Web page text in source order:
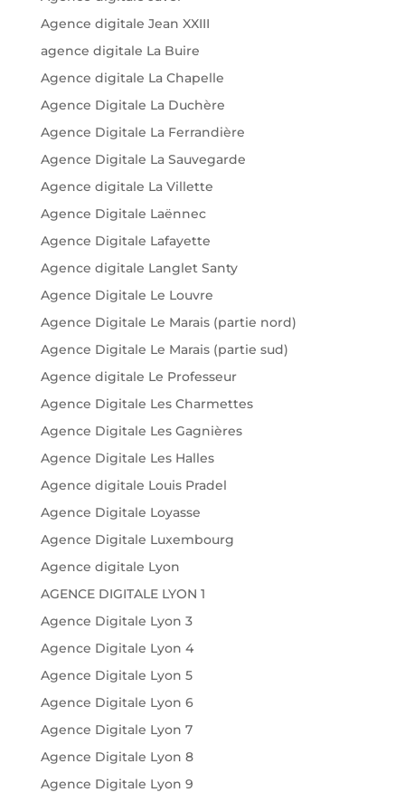
Agence digitale Jean XXIII
agence digitale La Buire
Agence digitale La Chapelle
Agence Digitale La Duchère
Agence Digitale La Ferrandière
Agence Digitale La Sauvegarde
Agence digitale La Villette
Agence Digitale Laënnec
Agence Digitale Lafayette
Agence digitale Langlet Santy
Agence Digitale Le Louvre
Agence Digitale Le Marais (partie nord)
Agence Digitale Le Marais (partie sud)
Agence digitale Le Professeur
Agence Digitale Les Charmettes
Agence Digitale Les Gagnières
Agence Digitale Les Halles
Agence digitale Louis Pradel
Agence Digitale Loyasse
Agence Digitale Luxembourg
Agence digitale Lyon
AGENCE DIGITALE LYON 1
Agence Digitale Lyon 3
Agence Digitale Lyon 4
Agence Digitale Lyon 5
Agence Digitale Lyon 6
Agence Digitale Lyon 7
Agence Digitale Lyon 8
Agence Digitale Lyon 9